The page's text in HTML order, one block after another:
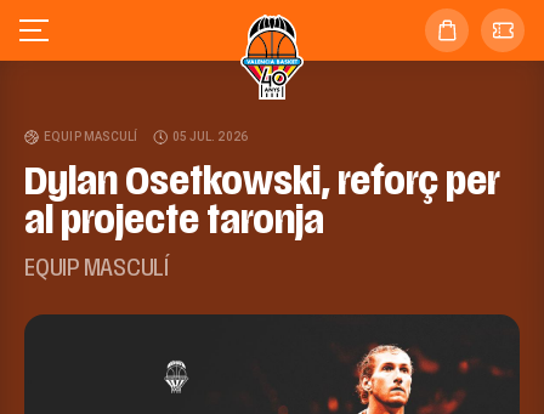
EQUIP MASCULÍ 05 JUL. 2026
Dylan Osetkowski, reforç per
al projecte taronja
EQUIP MASCULÍ